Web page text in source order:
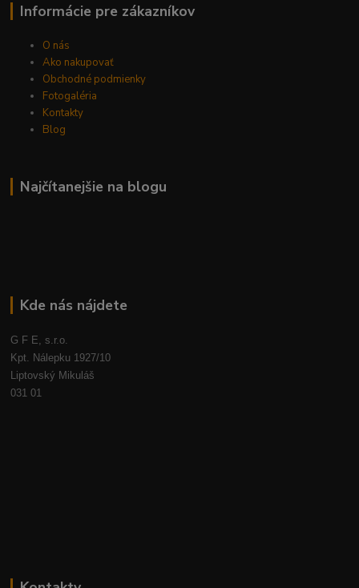
Informácie pre zákazníkov
O nás
Ako nakupovať
Obchodné podmienky
Fotogaléria
Kontakty
Blog
Najčítanejšie na blogu
Kde nás nájdete
G F E, s.r.o.
Kpt. Nálepku 1927/10
Liptovský Mikuláš
031 01